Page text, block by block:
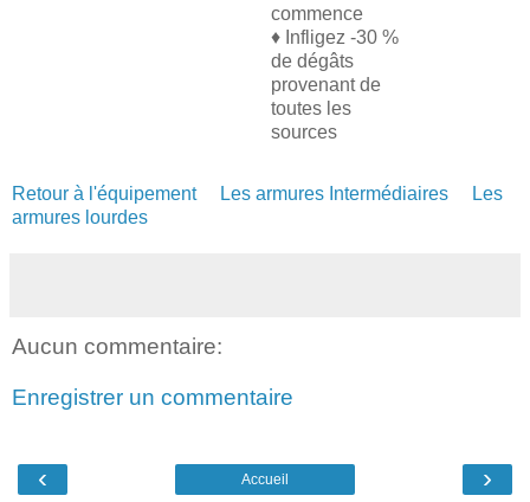
commence
♦ Infligez -30 %
de dégâts
provenant de
toutes les
sources
Retour à l'équipement Les armures Intermédiaires
Les
armures lourdes
Aucun commentaire:
Enregistrer un commentaire
‹ ›
Accueil